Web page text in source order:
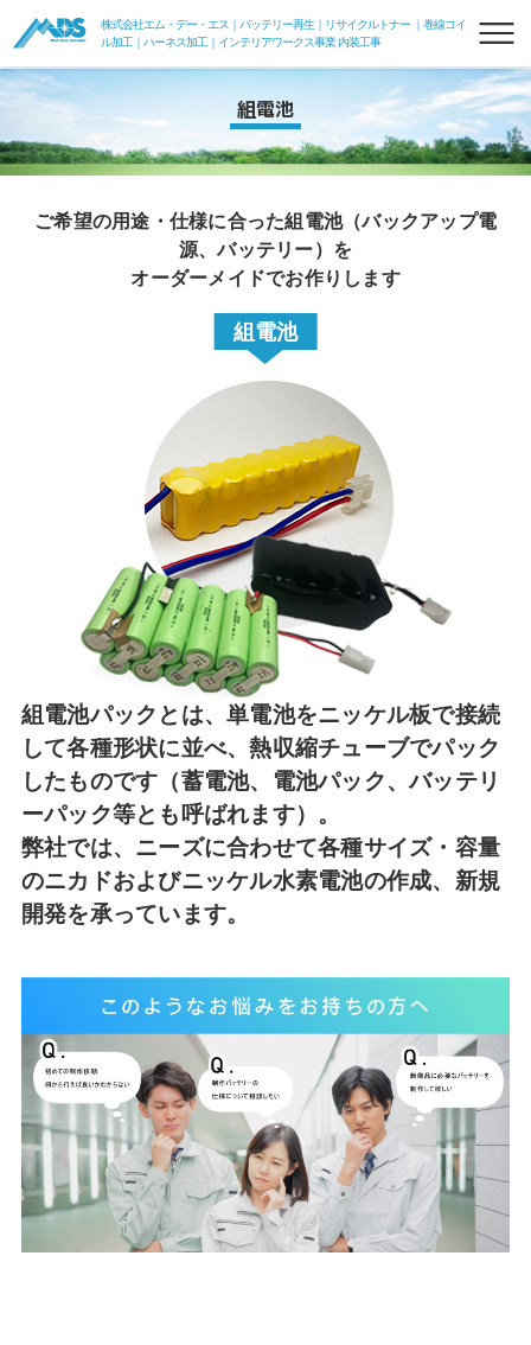
株式会社エム・デー・エス｜バッテリー再生｜リサイクルトナー ｜巻線コイ
ル加工｜ハーネス加工｜インテリアワークス事業 内装工事
リフレッシュバッテリー
フォークリフトリフレッシュバッテリー
フォークde電力変換器100V
リサイクルトナー
コイル巻線加工
ハーネス・フィルム加工
生産設備について
生産設備について（アプリケーター）
取扱製品一覧
その他
ECマーケティング支援
インテリアワークス事業 内装工事
組電池
ご希望の用途・仕様に合った組電池（バックアップ電
源、バッテリー）を
オーダーメイドでお作りします
組電池
組電池パックとは、単電池をニッケル板で接続
して各種形状に並べ、熱収縮チューブでパック
したものです（蓄電池、電池パック、バッテリ
ーパック等とも呼ばれます）。
弊社では、ニーズに合わせて各種サイズ・容量
のニカドおよびニッケル水素電池の作成、新規
開発を承っています。